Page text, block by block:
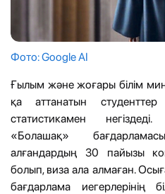
Фото: Google AI
Ғылым және жоғары білім
қа аттанатын
статистикамен
«Болашақ»
алғандардың 30 пайызы
болып, виза ала алмаған.
бағдарлама иегерлерінің